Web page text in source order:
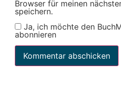
Browser für meinen
speichern.
Ja, ich möchte den
abonnieren